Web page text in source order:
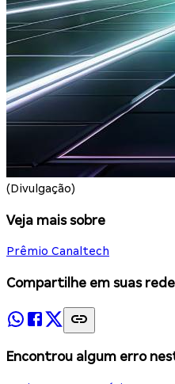
(Divulgação)
Veja mais sobre
Prêmio Canaltech
Compartilhe em suas
Encontrou algum erro